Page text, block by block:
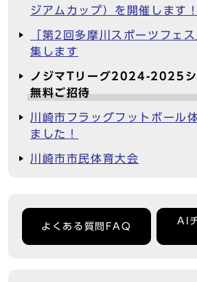
ジアムカップ）を開催します！
「第2回多摩川スポーツフェ
集します
ノジマTリーグ2024-2025シ
無料ご招待
川崎市フラッグフットボール
ました！
川崎市市民体育大会
よくある質問FAQ
AI